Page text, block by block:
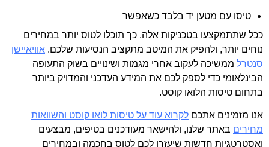
טיסו עם מטען יד בלבד כשאפשר
ככל שתתמקצעו בטכניקות אלה, כך תוכלו לטוס יותר במחירים
נוחים יותר, ולהפיק את המיטב מתקציב הנסיעות שלכם. אוויאיישן
סנטרל ממשיכה לעקוב אחרי מגמות ושינויים בשוק התעופה
הבינלאומי כדי לספק לכם את המידע העדכני והמדויק ביותר
בתחום טיסות הלואו קוסט.
אנו מזמינים אתכם לקרוא עוד על טיסות לואו קוסט והשוואות
מחירים באתר שלנו, ולהישאר מעודכנים בטיפים, מבצעים
ואסטרטגיות חדשות שיעזרו לכם לטוס בחכמה ובמחירים